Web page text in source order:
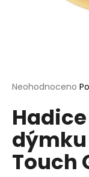
Průměrné
produktu
je
0,0
z
5
hvězdiček.
Neohodnoceno
dýmku
Touch